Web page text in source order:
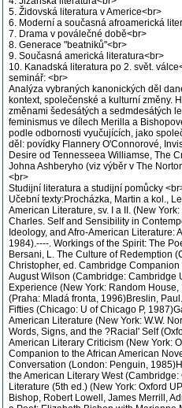
5. Židovská literatura v Americe<br>
6. Moderní a současná afroamerická
7. Drama v poválečné době<br>
8. Generace "beatniků"<br>
9. Současná americká literatura<br>
10. Kanadská literatura po 2. svět.
seminář: <br>
Analýza vybraných kanonických děl
kontext, společenské a kulturní změny.
změnami šedesátých a sedmdesátých
feminismus ve dílech Merilla a
podle odbornosti vyučujících, jako
děl: povídky Flannery O'Connorové,
Desire od Tennesseea Williamse, The
Johna Ashberyho (viz výběr v The
<br>
Studijní literatura a studijní pomůcky
Učební texty:Procházka, Martin a kol.,
American Literature, sv. I a II. (New
Charles. Self and Sensibility in
Ideology, and Afro-American Literature:
1984).----. Workings of the Spirit: The
Bersani, L. The Culture of Redemption
Christopher, ed. Cambridge
August Wilson (Cambridge: Cambridge
Experience (New York: Random
(Praha: Mladá fronta, 1996)Breslin,
Fifties (Chicago: U of Chicago P,
American Literature (New York: W.W.
Words, Signs, and the ?Racial' Self
American Literary Criticism (New York:
Companion to the African American
Conversation (London: Penguin,
the American Literary West
Literature (5th ed.) (New York: Oxford
Bishop, Robert Lowell, James Merrill,